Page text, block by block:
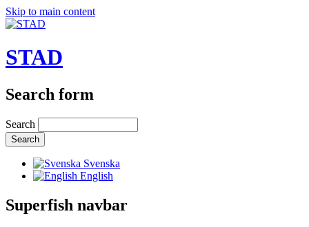
Skip to main content
STAD
Search form
Search
Svenska
English
Superfish navbar